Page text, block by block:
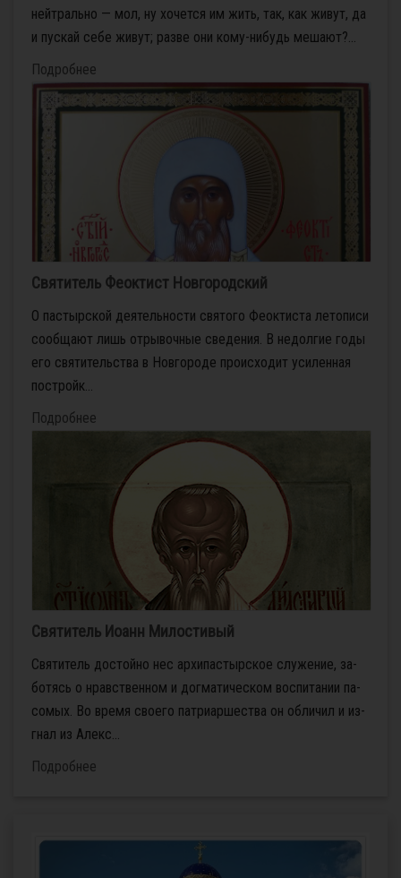
нейтрально — мол, ну хочется им жить, так, как живут, да
и пускай себе живут; разве они кому-нибудь мешают?...
Подробнее
Святитель Феоктист Новгородский
О пас­тыр­ской де­я­тель­но­сти свя­то­го Фео­к­ти­ста ле­то­пи­си
со­об­ща­ют лишь от­ры­воч­ные све­де­ния. В недол­гие го­ды
его свя­ти­тель­ства в Нов­го­ро­де про­ис­хо­дит уси­лен­ная
по­строй­к...
Подробнее
Святитель Иоанн Милостивый
Свя­ти­тель до­стой­но нес ар­хи­пас­тыр­ское слу­же­ние, за­
бо­тясь о нрав­ствен­ном и дог­ма­ти­че­ском вос­пи­та­нии па­
со­мых. Во вре­мя сво­е­го пат­ри­ар­ше­ства он об­ли­чил и из­
гнал из Алек­с...
Подробнее